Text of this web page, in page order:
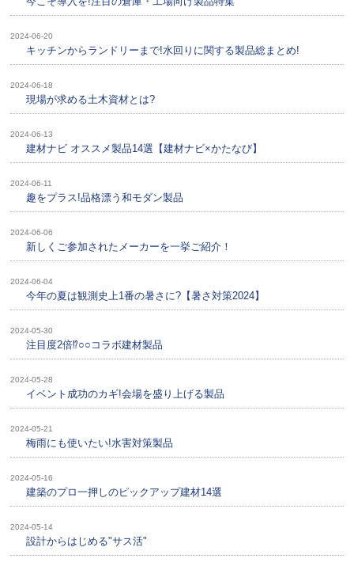
2024-06-20
キッチンからランドリーまで!水回りに関する製品総まとめ!
2024-06-18
現場が求める土木資材とは?
2024-06-13
建材ナビ オススメ製品14選【建材ナビ×かたなび】
2024-06-11
趣をプラス!品格漂う和モダン製品
2024-06-06
新しくご参加されたメーカーを一挙ご紹介！
2024-06-04
今年の夏は観測史上1番の暑さに?【暑さ対策2024】
2024-05-30
注目度2倍⁉○○コラボ建材製品
2024-05-28
イベント成功のカギ!会場を盛り上げる製品
2024-05-21
梅雨にも使いたい!水害対策製品
2024-05-16
建築のプロ一押しのピックアップ建材14選
2024-05-14
設計からはじめる"サス活"